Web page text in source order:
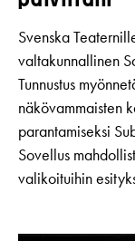
Svenska
valtakunnallinen
Tunnustus
näkövammaisten
parantamiseksi
Sovellus
valikoituihin